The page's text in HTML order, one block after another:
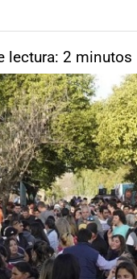
lectura: 2 minutos